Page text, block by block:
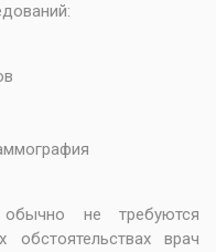
не требуются
врач